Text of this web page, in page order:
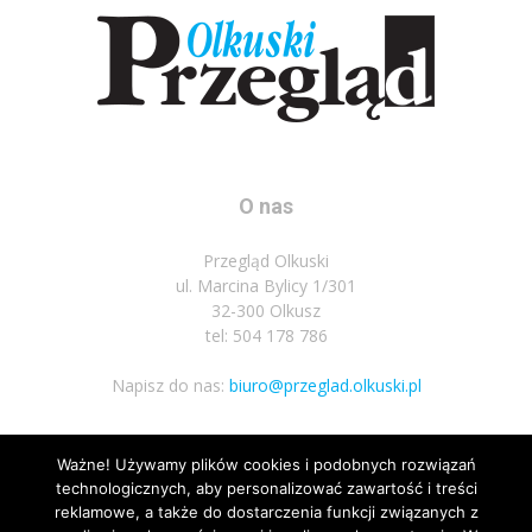
O nas
Przegląd Olkuski
ul. Marcina Bylicy 1/301
32-300 Olkusz
tel: 504 178 786
Napisz do nas: biuro@przeglad.olkuski.pl
Podążaj za nami
Ważne! Używamy plików cookies i podobnych rozwiązań
technologicznych, aby personalizować zawartość i treści
reklamowe, a także do dostarczenia funkcji związanych z